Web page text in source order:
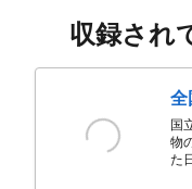
収録され
全
国
物
た